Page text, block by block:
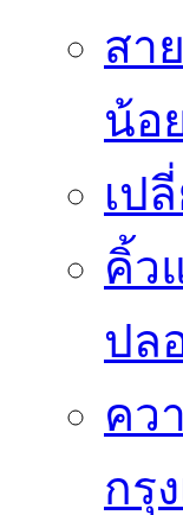
สา
น้อ
เป
คิ้ว
ปล
คว
กรุ